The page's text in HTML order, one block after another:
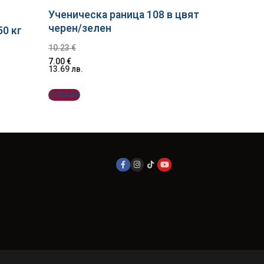
кг
Ученическа раница 108 в цвят
черен/зелен
10.23€
7.00€
13.69лв.
ДОБАВИ